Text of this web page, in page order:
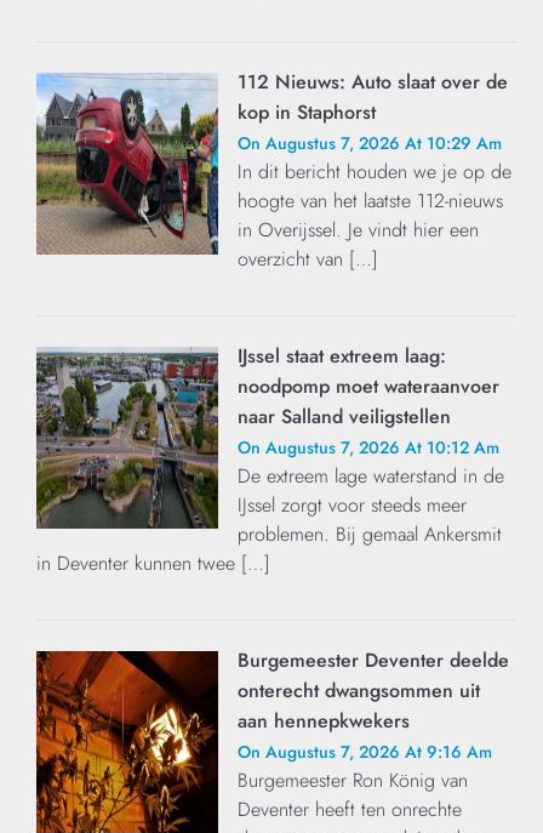
112 Nieuws: Auto slaat over de
kop in Staphorst
On Augustus 7, 2026 At 10:29 Am
In dit bericht houden we je op de
hoogte van het laatste 112-nieuws
in Overijssel. Je vindt hier een
overzicht van […]
IJssel staat extreem laag:
noodpomp moet wateraanvoer
naar Salland veiligstellen
On Augustus 7, 2026 At 10:12 Am
De extreem lage waterstand in de
IJssel zorgt voor steeds meer
problemen. Bij gemaal Ankersmit
in Deventer kunnen twee […]
Burgemeester Deventer deelde
onterecht dwangsommen uit
aan hennepkwekers
On Augustus 7, 2026 At 9:16 Am
Burgemeester Ron König van
Deventer heeft ten onrechte